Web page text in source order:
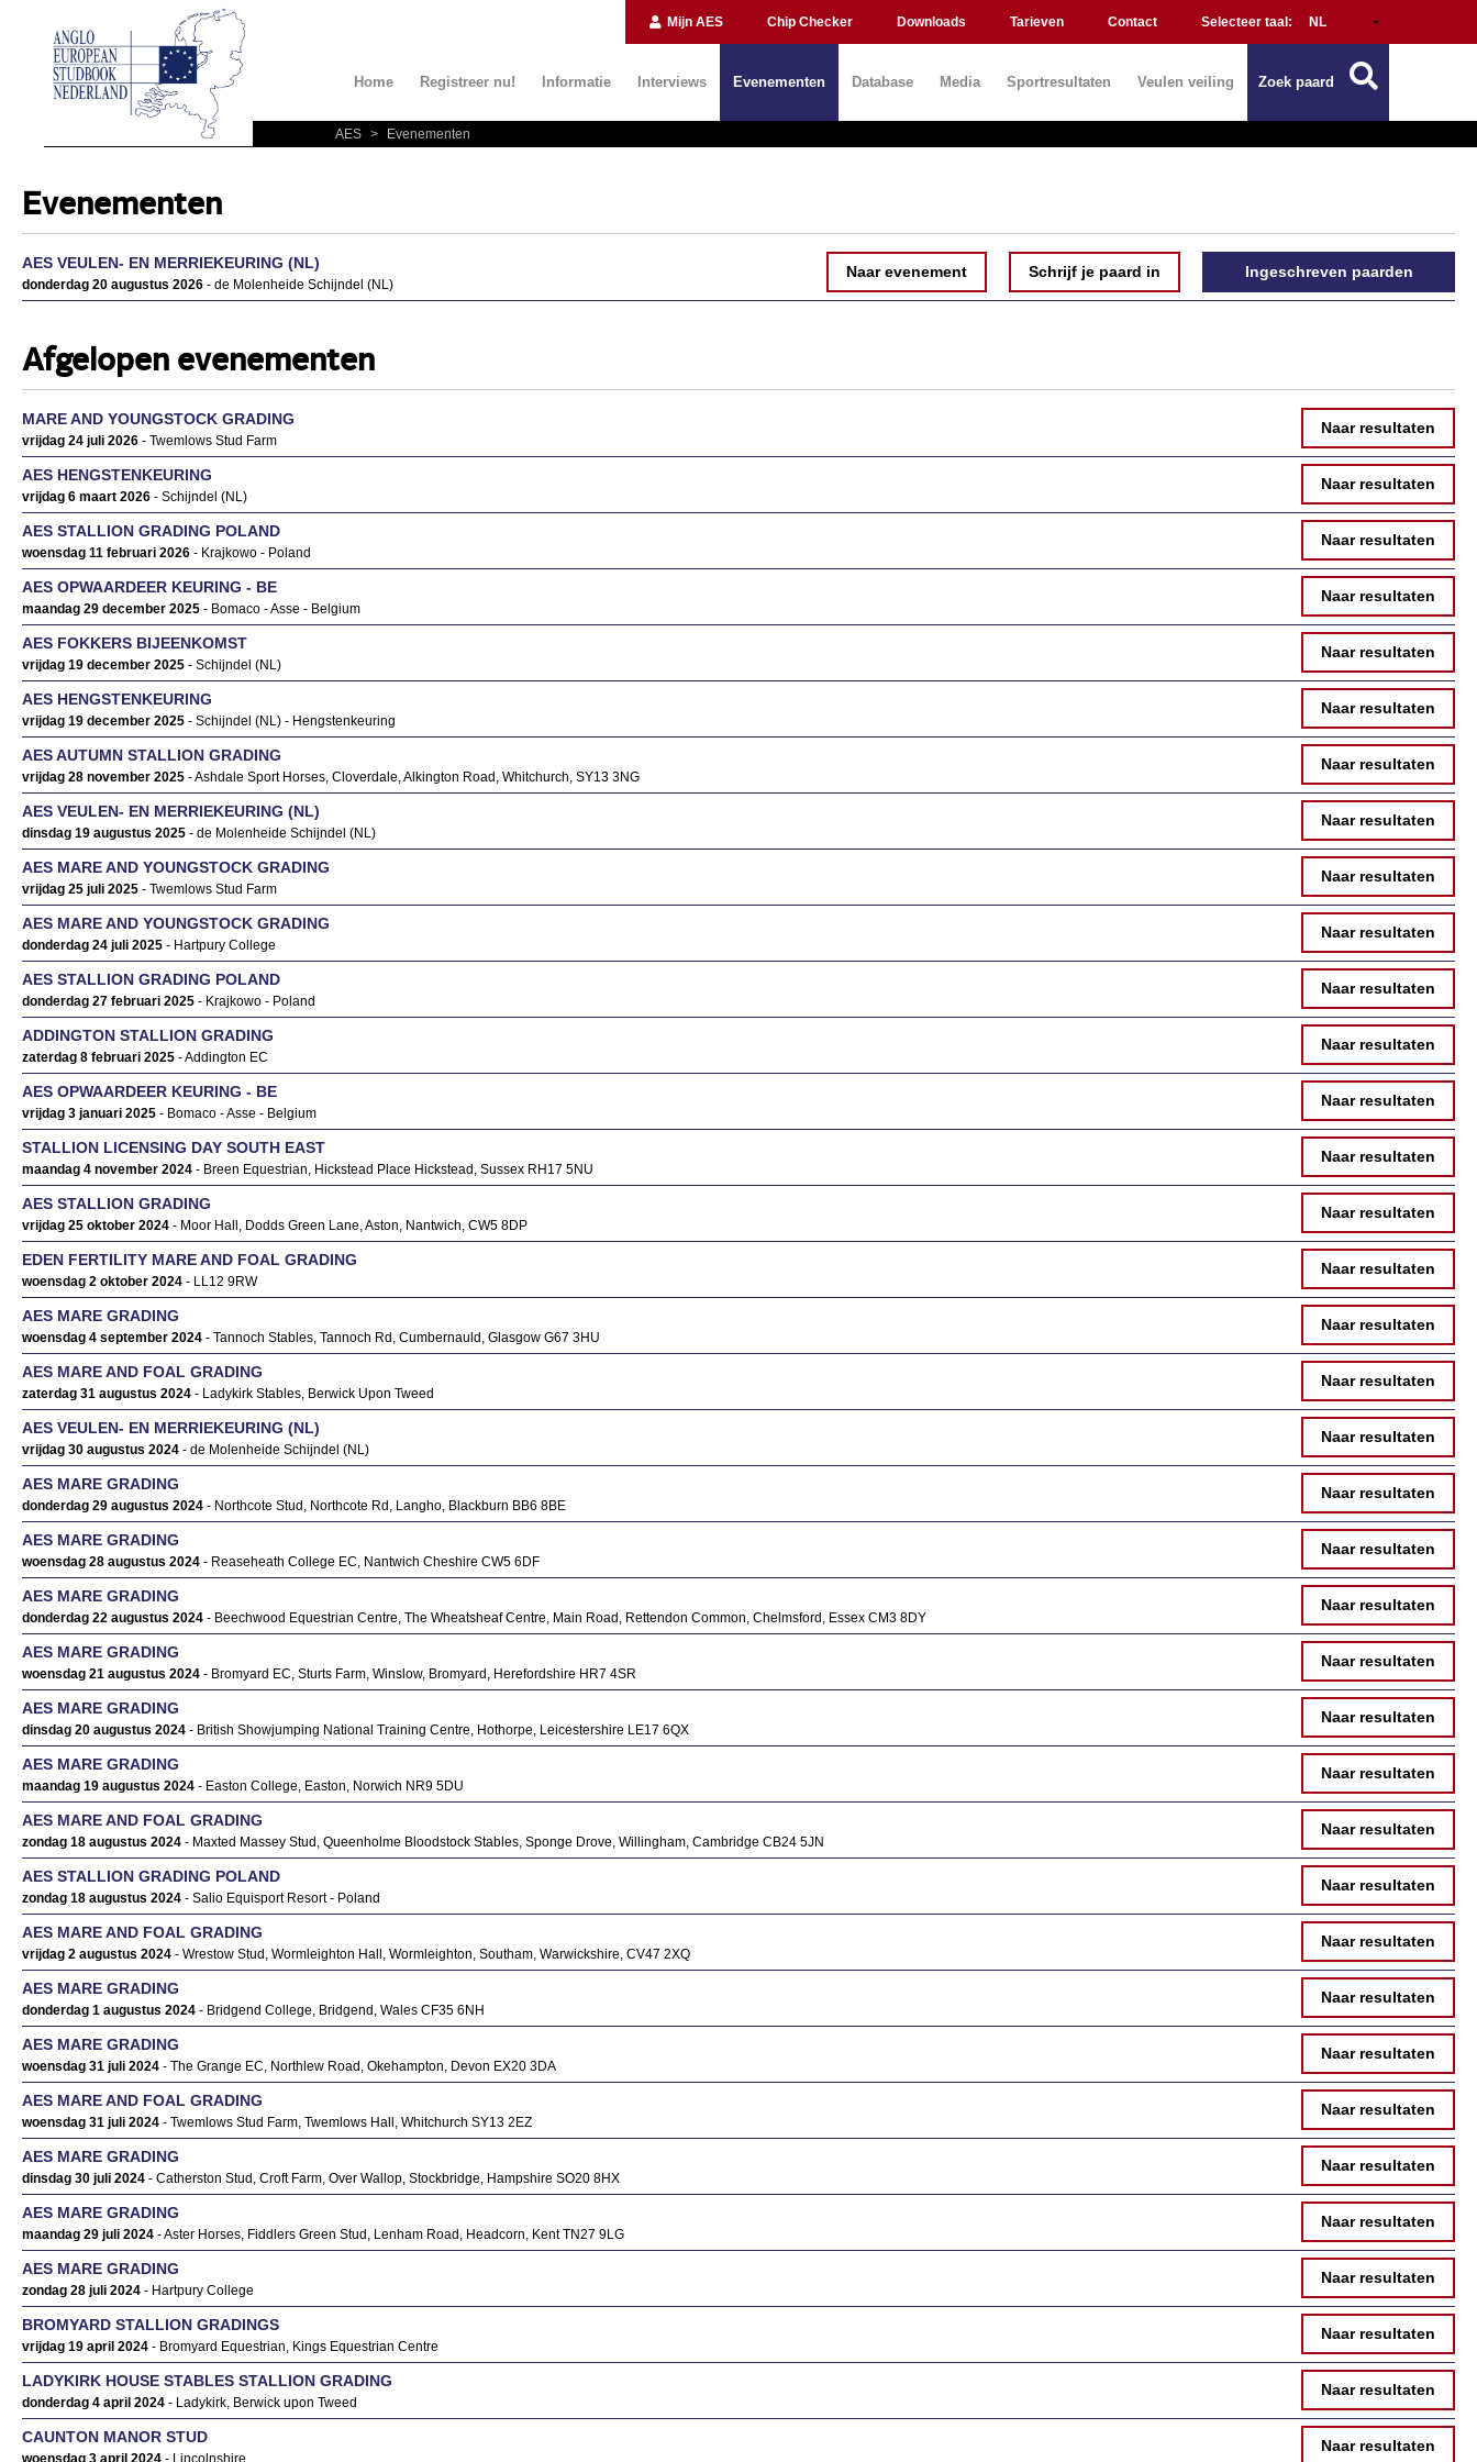
Mijn AES Chip Checker Downloads Tarieven Contact Selecteer taal:
Home Registreer nu! Informatie Interviews Evenementen Database Media Sportresultaten Veulen veiling Zoek paard
AES > Evenementen
Evenementen
Ingeschreven paarden
Schrijf je paard in
Naar evenement
AES VEULEN- EN MERRIEKEURING (NL)
donderdag 20 augustus 2026- de Molenheide Schijndel (NL)
Afgelopen evenementen
Naar resultaten
MARE AND YOUNGSTOCK GRADING
vrijdag 24 juli 2026- Twemlows Stud Farm
Naar resultaten
AES HENGSTENKEURING
vrijdag 6 maart 2026- Schijndel (NL)
Naar resultaten
AES STALLION GRADING POLAND
woensdag 11 februari 2026- Krajkowo - Poland
Naar resultaten
AES OPWAARDEER KEURING - BE
maandag 29 december 2025- Bomaco - Asse - Belgium
Naar resultaten
AES FOKKERS BIJEENKOMST
vrijdag 19 december 2025- Schijndel (NL)
Naar resultaten
AES HENGSTENKEURING
vrijdag 19 december 2025- Schijndel (NL) - Hengstenkeuring
Naar resultaten
AES AUTUMN STALLION GRADING
vrijdag 28 november 2025- Ashdale Sport Horses, Cloverdale, Alkington Road, Whitchurch, SY13 3NG
Naar resultaten
AES VEULEN- EN MERRIEKEURING (NL)
dinsdag 19 augustus 2025- de Molenheide Schijndel (NL)
Naar resultaten
AES MARE AND YOUNGSTOCK GRADING
vrijdag 25 juli 2025- Twemlows Stud Farm
Naar resultaten
AES MARE AND YOUNGSTOCK GRADING
donderdag 24 juli 2025- Hartpury College
Naar resultaten
AES STALLION GRADING POLAND
donderdag 27 februari 2025- Krajkowo - Poland
Naar resultaten
ADDINGTON STALLION GRADING
zaterdag 8 februari 2025- Addington EC
Naar resultaten
AES OPWAARDEER KEURING - BE
vrijdag 3 januari 2025- Bomaco - Asse - Belgium
Naar resultaten
STALLION LICENSING DAY SOUTH EAST
maandag 4 november 2024- Breen Equestrian, Hickstead Place Hickstead, Sussex RH17 5NU
Naar resultaten
AES STALLION GRADING
vrijdag 25 oktober 2024- Moor Hall, Dodds Green Lane, Aston, Nantwich, CW5 8DP
Naar resultaten
EDEN FERTILITY MARE AND FOAL GRADING
woensdag 2 oktober 2024- LL12 9RW
Naar resultaten
AES MARE GRADING
woensdag 4 september 2024- Tannoch Stables, Tannoch Rd, Cumbernauld, Glasgow G67 3HU
Naar resultaten
AES MARE AND FOAL GRADING
zaterdag 31 augustus 2024- Ladykirk Stables, Berwick Upon Tweed
Naar resultaten
AES VEULEN- EN MERRIEKEURING (NL)
vrijdag 30 augustus 2024- de Molenheide Schijndel (NL)
Naar resultaten
AES MARE GRADING
donderdag 29 augustus 2024- Northcote Stud, Northcote Rd, Langho, Blackburn BB6 8BE
Naar resultaten
AES MARE GRADING
woensdag 28 augustus 2024- Reaseheath College EC, Nantwich Cheshire CW5 6DF
Naar resultaten
AES MARE GRADING
donderdag 22 augustus 2024- Beechwood Equestrian Centre, The Wheatsheaf Centre, Main Road, Rettendon Common, Chelmsford, Essex CM3 8DY
Naar resultaten
AES MARE GRADING
woensdag 21 augustus 2024- Bromyard EC, Sturts Farm, Winslow, Bromyard, Herefordshire HR7 4SR
Naar resultaten
AES MARE GRADING
dinsdag 20 augustus 2024- British Showjumping National Training Centre, Hothorpe, Leicestershire LE17 6QX
Naar resultaten
AES MARE GRADING
maandag 19 augustus 2024- Easton College, Easton, Norwich NR9 5DU
Naar resultaten
AES MARE AND FOAL GRADING
zondag 18 augustus 2024- Maxted Massey Stud, Queenholme Bloodstock Stables, Sponge Drove, Willingham, Cambridge CB24 5JN
Naar resultaten
AES STALLION GRADING POLAND
zondag 18 augustus 2024- Salio Equisport Resort - Poland
Naar resultaten
AES MARE AND FOAL GRADING
vrijdag 2 augustus 2024- Wrestow Stud, Wormleighton Hall, Wormleighton, Southam, Warwickshire, CV47 2XQ
Naar resultaten
AES MARE GRADING
donderdag 1 augustus 2024- Bridgend College, Bridgend, Wales CF35 6NH
Naar resultaten
AES MARE GRADING
woensdag 31 juli 2024- The Grange EC, Northlew Road, Okehampton, Devon EX20 3DA
Naar resultaten
AES MARE AND FOAL GRADING
woensdag 31 juli 2024- Twemlows Stud Farm, Twemlows Hall, Whitchurch SY13 2EZ
Naar resultaten
AES MARE GRADING
dinsdag 30 juli 2024- Catherston Stud, Croft Farm, Over Wallop, Stockbridge, Hampshire SO20 8HX
Naar resultaten
AES MARE GRADING
maandag 29 juli 2024- Aster Horses, Fiddlers Green Stud, Lenham Road, Headcorn, Kent TN27 9LG
Naar resultaten
AES MARE GRADING
zondag 28 juli 2024- Hartpury College
Naar resultaten
BROMYARD STALLION GRADINGS
vrijdag 19 april 2024- Bromyard Equestrian, Kings Equestrian Centre
Naar resultaten
LADYKIRK HOUSE STABLES STALLION GRADING
donderdag 4 april 2024- Ladykirk, Berwick upon Tweed
Naar resultaten
CAUNTON MANOR STUD
woensdag 3 april 2024- Lincolnshire